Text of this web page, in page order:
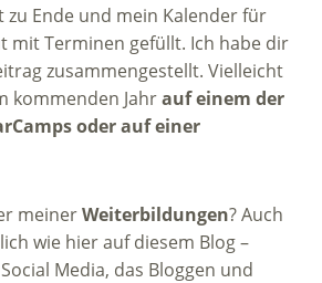
zu Ende und mein Kalender für
mit Terminen gefüllt. Ich habe dir
zusammengestellt. Vielleicht
kommenden Jahrauf einem der
oder auf einer
meinerWeiterbildungen? Auch
wie hier auf diesem Blog –
Media, das Bloggen und